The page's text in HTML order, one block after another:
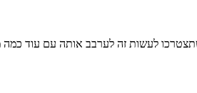
לעשות זה לערבב אותה עם עוד כמה